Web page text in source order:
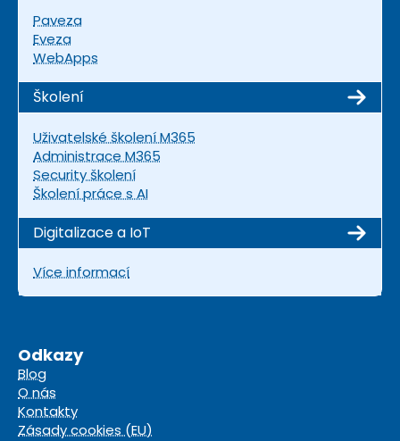
Paveza
Eveza
WebApps
Školení
Uživatelské školení M365
Administrace M365
Security školení
Školení práce s AI
Digitalizace a IoT
Více informací
Odkazy
Blog
O nás
Kontakty
Zásady cookies (EU)